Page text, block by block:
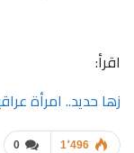
اقرأ:
زها حديد.. امرأة
0 1٬496